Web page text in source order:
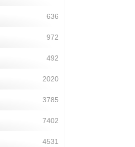
636
972
492
2020
3785
7402
4531